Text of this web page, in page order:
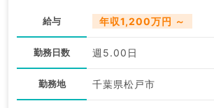
給与 年収1,200万円 ～
勤務日数 週5.00日
勤務地 千葉県松戸市